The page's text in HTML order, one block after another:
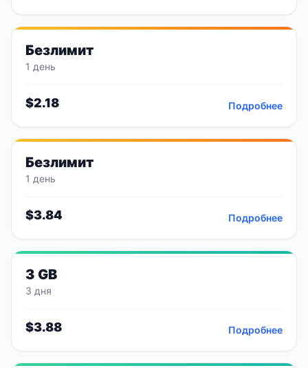
Безлимит
1 день
$2.18 Подробнее
Безлимит
1 день
$3.84 Подробнее
3 GB
3 дня
$3.88 Подробнее